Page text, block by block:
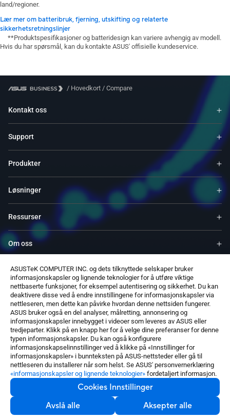
ASUSTeK COMPUTER INC. og dets tilknyttede selskaper bruker
informasjonskapsler og lignende teknologier for å utføre viktige
nettbaserte funksjoner, for eksempel autentisering og sikkerhet. Du kan
deaktivere disse ved å endre innstillingene for informasjonskapsler via
nettleseren, men dette kan påvirke hvordan denne nettsiden fungerer.
ASUS bruker også en del analyser, målretting, annonsering og
informasjonskapsler innebygget i videoer som leveres av ASUS eller
tredjeparter. Klikk på en knapp her for å velge dine preferanser for denne
typen informasjonskapsler. Du kan også konfigurere
informasjonskapselinnstillinger ved å klikke på «Innstillinger for
informasjonskapsler» i bunnteksten på ASUS-nettsteder eller gå til
nettleseren du installerer når som helst. Se ASUS' personvernerklæring
«informasjonskapsler og lignende teknologier» fordetaljert informasjon.
Cookies Innstillinger
Avslå alle
Aksepter alle
land/regioner.
Lær mer om batteribruk, fjerning, utskifting og relaterte
sikkerhetsretningslinjer
**Produktspesifikasjoner og batteridesign kan variere avhengig av modell.
Hvis du har spørsmål, kan du kontakte ASUS' offisielle kundeservice.
/ Hovedkort / Compare
Kontakt oss
Support
Produkter
Løsninger
Ressurser
Om oss
Service og programmer
Støtter
Programvare
©ASUSTeK Computer Inc. Alle rettigheter forbeholdt.
Kunngjøring om bruksvilkår
Personvernspolicy Cookies Innstillinger
Norway / Norwegian
Kontakt oss